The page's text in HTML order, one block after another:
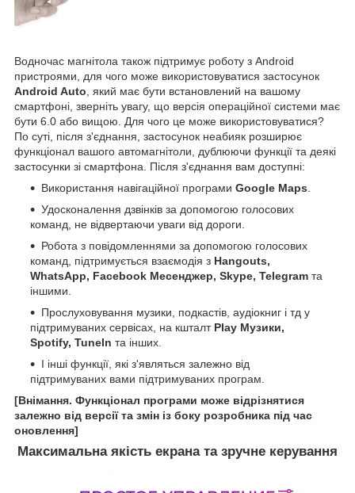
Водночас магнітола також підтримує роботу з Android
пристроями, для чого може використовуватися застосунок
Android Auto, який має бути встановлений на вашому
смартфоні, зверніть увагу, що версія операційної системи має
бути 6.0 або вищою. Для чого це може використовуватися?
По суті, після з'єднання, застосунок неабияк розширює
функціонал вашого автомагнітоли, дублюючи функції та деякі
застосунки зі смартфона. Після з'єднання вам доступні:
Використання навігаційної програми Google Maps.
Удосконалення дзвінків за допомогою голосових
команд, не відвертаючи уваги від дороги.
Робота з повідомленнями за допомогою голосових
команд, підтримується взаємодія з Hangouts,
WhatsApp, Facebook Месенджер, Skype, Telegram та
іншими.
Прослуховування музики, подкастів, аудіокниг і тд у
підтримуваних сервісах, на кшталт Play Музики,
Spotify, TuneIn та інших.
І інші функції, які з'являться залежно від
підтримуваних вами підтримуваних програм.
[Внімання. Функціонал програми може відрізнятися
залежно від версії та змін із боку розробника під час
оновлення]
Максимальна якість екрана та зручне керування